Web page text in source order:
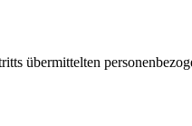
übermittelten